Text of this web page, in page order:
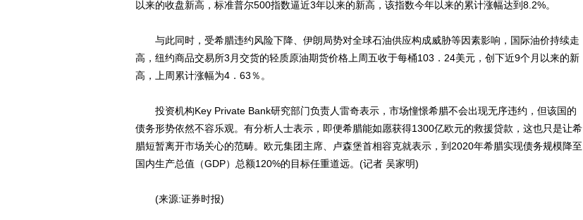
以来的收盘新高，标准普尔500指数逼近3年以来的新高，该指数今年以来的累计涨幅达到8.2%。
与此同时，受希腊违约风险下降、伊朗局势对全球石油供应构成威胁等因素影响，国际油价持续走
高，纽约商品交易所3月交货的轻质原油期货价格上周五收于每桶103．24美元，创下近9个月以来的新
高，上周累计涨幅为4．63％。
投资机构Key Private Bank研究部门负责人雷奇表示，市场憧憬希腊不会出现无序违约，但该国的
债务形势依然不容乐观。有分析人士表示，即便希腊能如愿获得1300亿欧元的救援贷款，这也只是让希
腊短暂离开市场关心的范畴。欧元集团主席、卢森堡首相容克就表示，到2020年希腊实现债务规模降至
国内生产总值（GDP）总额120%的目标任重道远。(记者 吴家明)
(来源:证券时报)